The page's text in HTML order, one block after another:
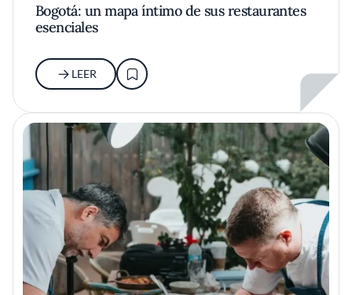
Bogotá: un mapa íntimo de sus restaurantes
esenciales
LEER